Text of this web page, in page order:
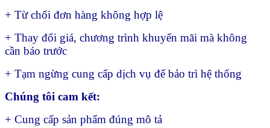
+ Từ chối đơn hàng không hợp lệ
+ Thay đổi giá, chương trình khuyến mãi mà không
cần báo trước
+ Tạm ngừng cung cấp dịch vụ để bảo trì hệ thống
Chúng tôi cam kết:
+ Cung cấp sản phẩm đúng mô tả